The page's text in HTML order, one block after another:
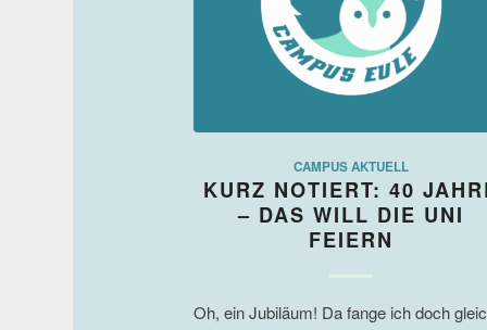
CAMPUS AKTUELL
KURZ NOTIERT: 40
– DAS WILL DIE UNI
FEIERN
Oh, ein Jubiläum! Da fange ich doch